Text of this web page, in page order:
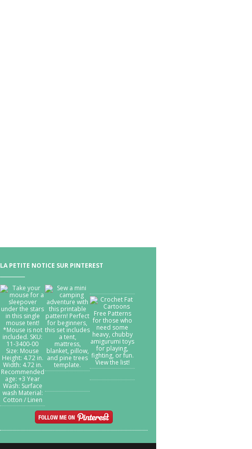
LA PETITE NOTICE SUR PINTEREST